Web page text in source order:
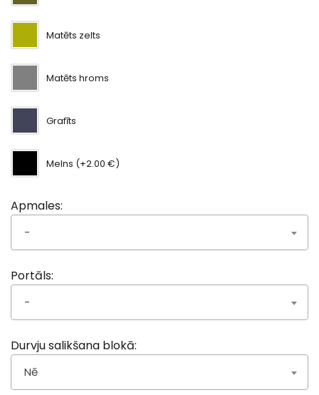
Matēts zelts
Matēts hroms
Grafīts
Melns (+2.00 €)
Apmales:
-
Portāls:
-
Durvju salikšana blokā:
Nē